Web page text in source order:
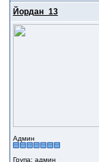
Йордан_13
Админ
Група: админ